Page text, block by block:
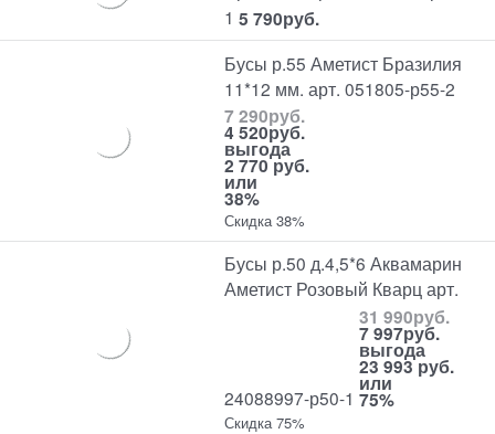
1 5 790руб.
Бусы р.55 Аметист Бразилия
11*12 мм. арт. 051805-р55-2
7 290руб.
4 520руб.
выгода
2 770 руб.
или
38%
Скидка 38%
Бусы р.50 д.4,5*6 Аквамарин
Аметист Розовый Кварц арт.
24088997-р50-1
31 990руб.
7 997руб.
выгода
23 993 руб.
или
75%
Скидка 75%